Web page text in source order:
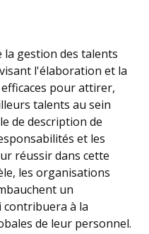
la gestion des talents
l'élaboration et la
pour attirer,
talents au sein
de description de
et les
réussir dans cette
les organisations
un
à la
de leur personnel.